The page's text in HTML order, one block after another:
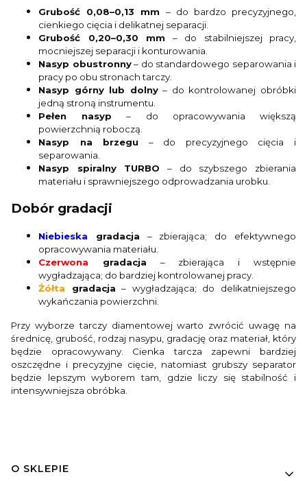
Grubość 0,08–0,13 mm – do bardzo precyzyjnego,
cienkiego cięcia i delikatnej separacji.
Grubość 0,20–0,30 mm – do stabilniejszej pracy,
mocniejszej separacji i konturowania.
Nasyp obustronny– do standardowego separowania i
pracy po obu stronach tarczy.
Nasyp górny lub dolny– do kontrolowanej obróbki
jedną stroną instrumentu.
Pełen nasyp – do opracowywania większą
powierzchnią roboczą.
Nasyp na brzegu – do precyzyjnego cięcia i
separowania.
Nasyp spiralny TURBO – do szybszego zbierania
materiału i sprawniejszego odprowadzania urobku.
Dobór gradacji
Niebieska gradacja – zbierająca; do efektywnego
opracowywania materiału.
Czerwona gradacja – zbierająca i wstępnie
wygładzająca; do bardziej kontrolowanej pracy.
Żółta gradacja – wygładzająca; do delikatniejszego
wykańczania powierzchni.
Przy wyborze tarczy diamentowej warto zwrócić uwagę na
średnicę, grubość, rodzaj nasypu, gradację oraz materiał, który
będzie opracowywany. Cienka tarcza zapewni bardziej
oszczędne i precyzyjne cięcie, natomiast grubszy separator
będzie lepszym wyborem tam, gdzie liczy się stabilność i
intensywniejsza obróbka.
Linki w stopce
O SKLEPIE